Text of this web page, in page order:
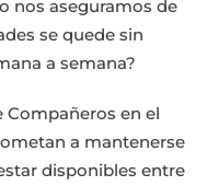
nos aseguramos de
se quede sin
a semana?
Compañeros en el
a mantenerse
disponibles entre